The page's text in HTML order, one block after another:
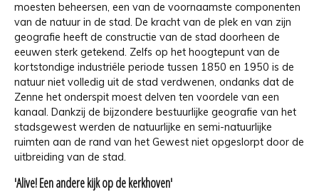
moesten beheersen, een van de voornaamste componenten
van de natuur in de stad. De kracht van de plek en van zijn
geografie heeft de constructie van de stad doorheen de
eeuwen sterk getekend. Zelfs op het hoogtepunt van de
kortstondige industriële periode tussen 1850 en 1950 is de
natuur niet volledig uit de stad verdwenen, ondanks dat de
Zenne het onderspit moest delven ten voordele van een
kanaal. Dankzij de bijzondere bestuurlijke geografie van het
stadsgewest werden de natuurlijke en semi-natuurlijke
ruimten aan de rand van het Gewest niet opgeslorpt door de
uitbreiding van de stad.
'Alive! Een andere kijk op de kerkhoven'